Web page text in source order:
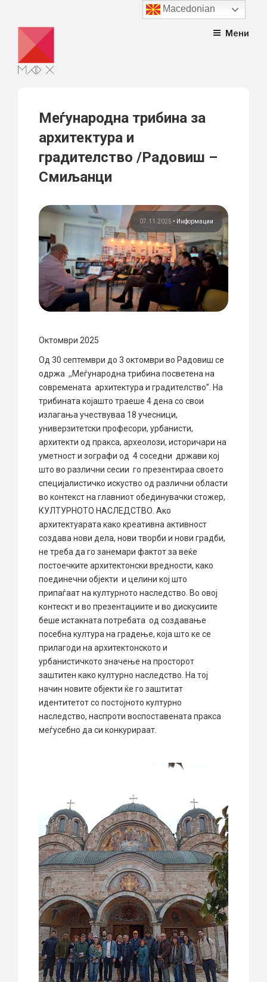
content
Мени
Меѓународна трибина за
архитектура и
градителство /Радовиш –
Смиљанци
07.11.2025 • Информации
Октомври 2025
Од 30 септември до 3 октомври во Радовиш се
одржа ,,Меѓународна трибина посветена на
современата архитектура и градителство”. На
трибината којашто траеше 4 дена со свои
излагања учествуваа 18 учесници,
универзитетски професори, урбанисти,
архитекти од пракса, археолози, историчари на
уметност и зографи од 4 соседни држави кој
што во различни сесии го презентираа своето
специјалистичко искуство од различни области
во контекст на главниот обединувачки стожер,
КУЛТУРНОТО НАСЛЕДСТВО. Ако
архитектуарата како креативна активност
создава нови дела, нови творби и нови градби,
не треба да го занемари фактот за веќе
постоечките архитектонски вредности, како
поединечни објекти и целини кој што
припаѓаат на културното наследство. Во овој
контескт и во презентациите и во дискусиите
беше истакната потребата од создавање
посебна култура на градење, која што ке се
прилагоди на архитектонското и
урбанистичкото значење на просторот
заштитен како културно наследство. На тој
начин новите објекти ќе го заштитат
идентитетот со постојното културно
наследство, наспроти воспоставената пракса
меѓусебно да си конкурираат.
Macedonian